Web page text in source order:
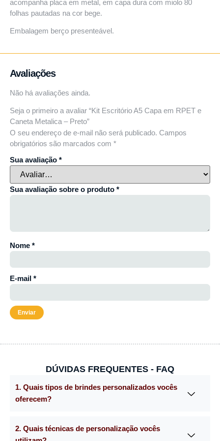
acompanha placa em metal, em capa dura com miolo 80
folhas pautadas na cor bege.
Embalagem berço presenteável.
Avaliações
Não há avaliações ainda.
Seja o primeiro a avaliar “Kit Escritório A5 Capa em RPET e
Caneta Metalica – Preto”
O seu endereço de e-mail não será publicado. Campos
obrigatórios são marcados com *
Sua avaliação *
Sua avaliação sobre o produto *
Nome *
E-mail *
DÚVIDAS FREQUENTES - FAQ
1. Quais tipos de brindes personalizados vocês
oferecem?
2. Quais técnicas de personalização vocês